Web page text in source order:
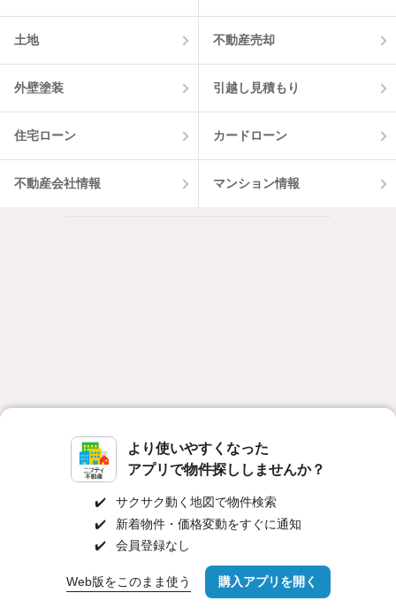
より使いやすくなった
アプリで物件探ししませんか？
✔️
サクサク動く地図で物件検索
✔️
新着物件・価格変動をすぐに通知
✔️
会員登録なし
Web版をこのまま使う 購入アプリを開く
路線・駅を変更 詳細条件を変更
土地 不動産売却
外壁塗装 引越し見積もり
住宅ローン カードローン
不動産会社情報 マンション情報
対応機種 個人情報保護ポリシー 利用規約
ヘルプ・お問い合わせ 採用情報